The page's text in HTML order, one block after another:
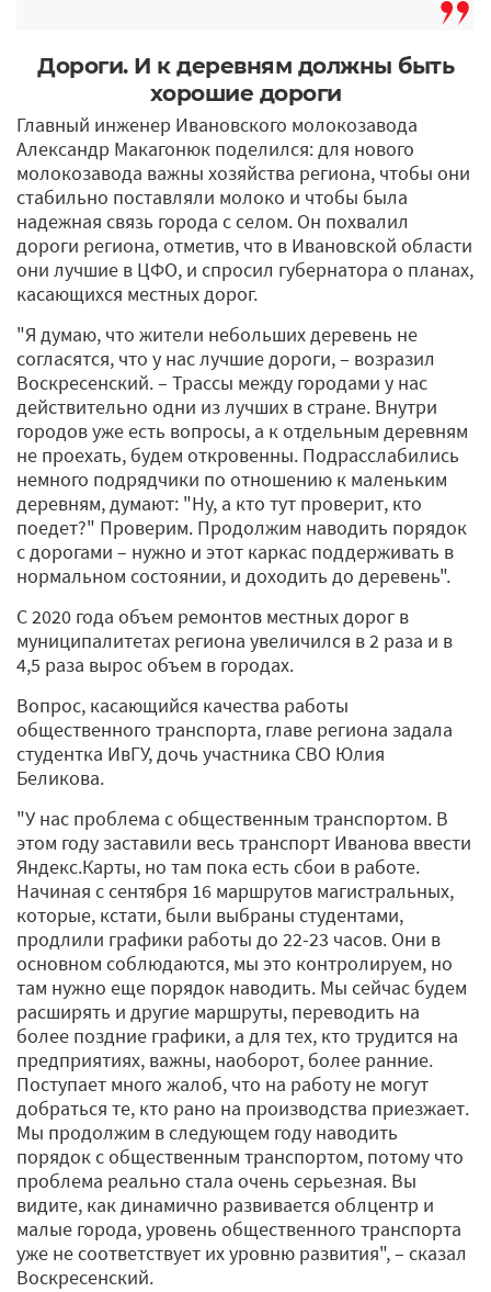
Дороги. И к деревням должны быть
хорошие дороги
Главный инженер Ивановского молокозавода
Александр Макагонюк поделился: для нового
молокозавода важны хозяйства региона, чтобы они
стабильно поставляли молоко и чтобы была
надежная связь города с селом. Он похвалил
дороги региона, отметив, что в Ивановской области
они лучшие в ЦФО, и спросил губернатора о планах,
касающихся местных дорог.
"Я думаю, что жители небольших деревень не
согласятся, что у нас лучшие дороги, – возразил
Воскресенский. – Трассы между городами у нас
действительно одни из лучших в стране. Внутри
городов уже есть вопросы, а к отдельным деревням
не проехать, будем откровенны. Подрасслабились
немного подрядчики по отношению к маленьким
деревням, думают: "Ну, а кто тут проверит, кто
поедет?" Проверим. Продолжим наводить порядок
с дорогами – нужно и этот каркас поддерживать в
нормальном состоянии, и доходить до деревень".
С 2020 года объем ремонтов местных дорог в
муниципалитетах региона увеличился в 2 раза и в
4,5 раза вырос объем в городах.
Вопрос, касающийся качества работы
общественного транспорта, главе региона задала
студентка ИвГУ, дочь участника СВО Юлия
Беликова.
"У нас проблема с общественным транспортом. В
этом году заставили весь транспорт Иванова ввести
Яндекс.Карты, но там пока есть сбои в работе.
Начиная с сентября 16 маршрутов магистральных,
которые, кстати, были выбраны студентами,
продлили графики работы до 22-23 часов. Они в
основном соблюдаются, мы это контролируем, но
там нужно еще порядок наводить. Мы сейчас будем
расширять и другие маршруты, переводить на
более поздние графики, а для тех, кто трудится на
предприятиях, важны, наоборот, более ранние.
Поступает много жалоб, что на работу не могут
добраться те, кто рано на производства приезжает.
Мы продолжим в следующем году наводить
порядок с общественным транспортом, потому что
проблема реально стала очень серьезная. Вы
видите, как динамично развивается облцентр и
малые города, уровень общественного транспорта
уже не соответствует их уровню развития", – сказал
Воскресенский.